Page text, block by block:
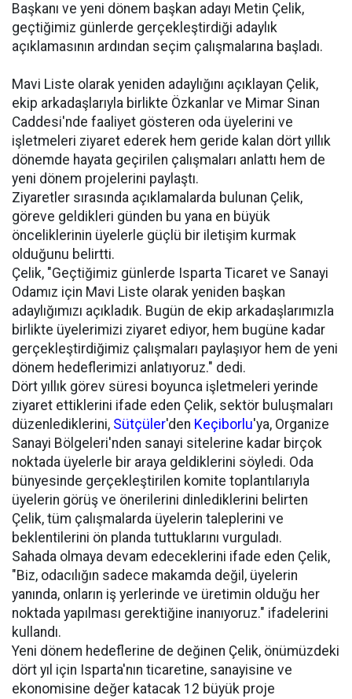
Başkanı ve yeni dönem başkan adayı Metin Çelik,
geçtiğimiz günlerde gerçekleştirdiği adaylık
açıklamasının ardından seçim çalışmalarına başladı.
Mavi Liste olarak yeniden adaylığını açıklayan Çelik,
ekip arkadaşlarıyla birlikte Özkanlar ve Mimar Sinan
Caddesi'nde faaliyet gösteren oda üyelerini ve
işletmeleri ziyaret ederek hem geride kalan dört yıllık
dönemde hayata geçirilen çalışmaları anlattı hem de
yeni dönem projelerini paylaştı.
Ziyaretler sırasında açıklamalarda bulunan Çelik,
göreve geldikleri günden bu yana en büyük
önceliklerinin üyelerle güçlü bir iletişim kurmak
olduğunu belirtti.
Çelik, "Geçtiğimiz günlerde Isparta Ticaret ve Sanayi
Odamız için Mavi Liste olarak yeniden başkan
adaylığımızı açıkladık. Bugün de ekip arkadaşlarımızla
birlikte üyelerimizi ziyaret ediyor, hem bugüne kadar
gerçekleştirdiğimiz çalışmaları paylaşıyor hem de yeni
dönem hedeflerimizi anlatıyoruz." dedi.
Dört yıllık görev süresi boyunca işletmeleri yerinde
ziyaret ettiklerini ifade eden Çelik, sektör buluşmaları
düzenlediklerini, Sütçüler'den Keçiborlu'ya, Organize
Sanayi Bölgeleri'nden sanayi sitelerine kadar birçok
noktada üyelerle bir araya geldiklerini söyledi. Oda
bünyesinde gerçekleştirilen komite toplantılarıyla
üyelerin görüş ve önerilerini dinlediklerini belirten
Çelik, tüm çalışmalarda üyelerin taleplerini ve
beklentilerini ön planda tuttuklarını vurguladı.
Sahada olmaya devam edeceklerini ifade eden Çelik,
"Biz, odacılığın sadece makamda değil, üyelerin
yanında, onların iş yerlerinde ve üretimin olduğu her
noktada yapılması gerektiğine inanıyoruz." ifadelerini
kullandı.
Yeni dönem hedeflerine de değinen Çelik, önümüzdeki
dört yıl için Isparta'nın ticaretine, sanayisine ve
ekonomisine değer katacak 12 büyük proje